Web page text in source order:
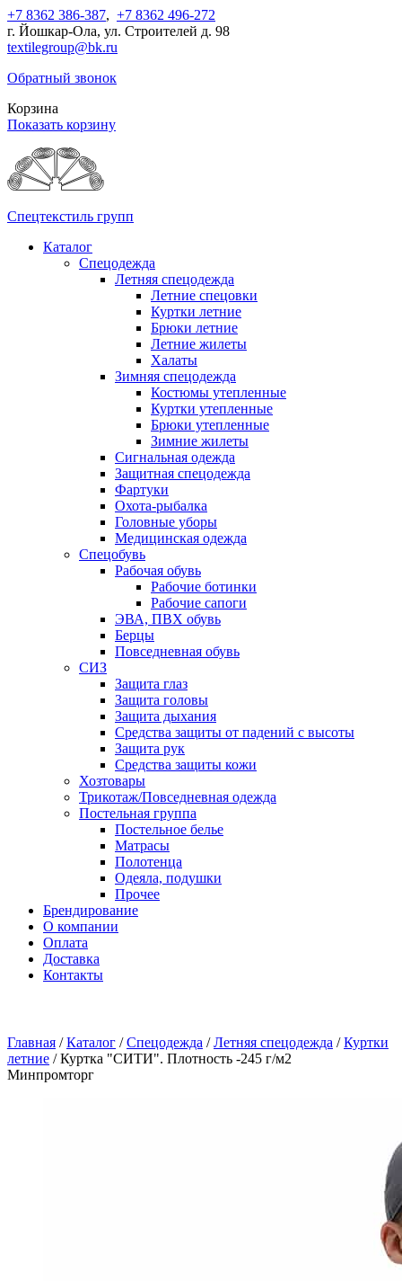
+7 8362 386-387, +7 8362 496-272
г. Йошкар-Ола, ул. Строителей д. 98
textilegroup@bk.ru
Обратный звонок
Корзина
Показать корзину
Спецтекстиль групп
Каталог
Спецодежда
Летняя спецодежда
Летние спецовки
Куртки летние
Брюки летние
Летние жилеты
Халаты
Зимняя спецодежда
Костюмы утепленные
Куртки утепленные
Брюки утепленные
Зимние жилеты
Сигнальная одежда
Защитная спецодежда
Фартуки
Охота-рыбалка
Головные уборы
Медицинская одежда
Спецобувь
Рабочая обувь
Рабочие ботинки
Рабочие сапоги
ЭВА, ПВХ обувь
Берцы
Повседневная обувь
СИЗ
Защита глаз
Защита головы
Защита дыхания
Средства защиты от падений с высоты
Защита рук
Средства защиты кожи
Хозтовары
Трикотаж/Повседневная одежда
Постельная группа
Постельное белье
Матрасы
Полотенца
Одеяла, подушки
Прочее
Брендирование
О компании
Оплата
Доставка
Контакты
Главная / Каталог / Спецодежда / Летняя спецодежда / Куртки
летние / Куртка "СИТИ". Плотность -245 г/м2
Минпромторг